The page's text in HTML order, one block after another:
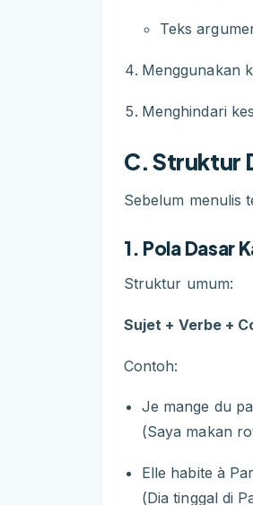
Teks
Menggunakan
Menghindari
C. Struktur
Sebelum menulis
1. Pola Dasar
Struktur umum:
Sujet + Verbe +
Contoh:
Je mange du
(Saya makan
Elle habite à
(Dia tinggal di